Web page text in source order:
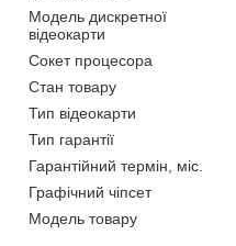
Модель дискретної
відеокарти
Сокет процесора
Стан товару
Тип відеокарти
Тип гарантії
Гарантійний термін, міс.
Графічний чіпсет
Модель товару